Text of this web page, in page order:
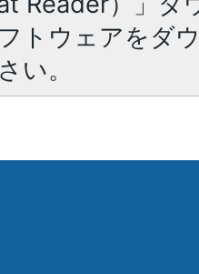
トウェアをダ
い。